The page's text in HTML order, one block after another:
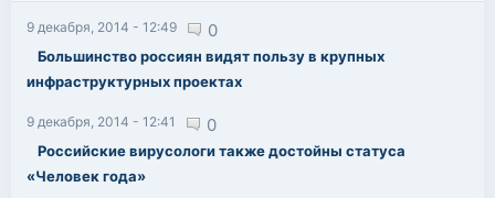
9 декабря, 2014 - 12:49 0
Большинство россиян видят пользу в крупных
инфраструктурных проектах
9 декабря, 2014 - 12:41 0
Российские вирусологи также достойны статуса
«Человек года»